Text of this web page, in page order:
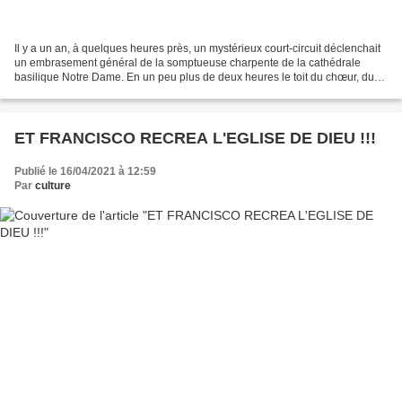
Il y a un an, à quelques heures près, un mystérieux court-circuit déclenchait
un embrasement général de la somptueuse charpente de la cathédrale
basilique Notre Dame. En un peu plus de deux heures le toit du chœur, du
ET FRANCISCO RECREA L'EGLISE DE DIEU !!!
Publié le 16/04/2021 à 12:59
Par culture